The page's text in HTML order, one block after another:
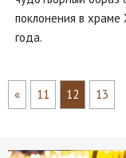
поклонения в храме
года.
« 11 12 13